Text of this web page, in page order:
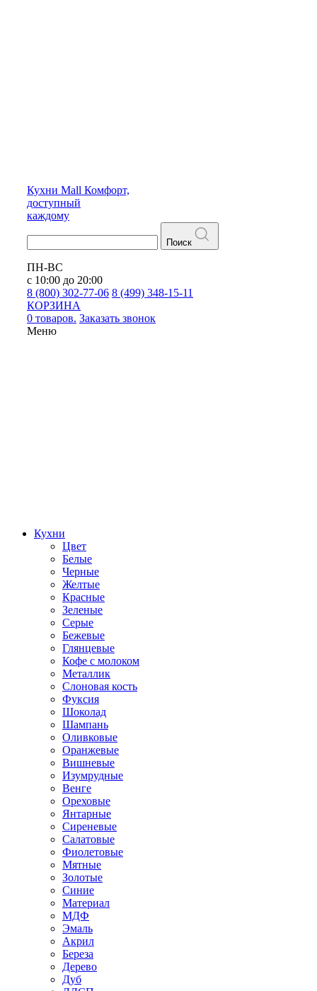
Кухни Mall Комфорт,
доступный
каждому
Поиск
ПН-ВС
с 10:00 до 20:00
8 (800) 302-77-06 8 (499) 348-15-11
КОРЗИНА
0 товаров. Заказать звонок
Меню
Кухни
Цвет
Белые
Черные
Желтые
Красные
Зеленые
Серые
Бежевые
Глянцевые
Кофе с молоком
Металлик
Слоновая кость
Фуксия
Шоколад
Шампань
Оливковые
Оранжевые
Вишневые
Изумрудные
Венге
Ореховые
Янтарные
Сиреневые
Салатовые
Фиолетовые
Мятные
Золотые
Синие
Материал
МДФ
Эмаль
Акрил
Береза
Дерево
Дуб